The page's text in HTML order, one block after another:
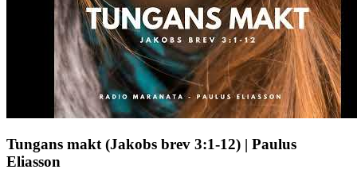
Tungans makt (Jakobs brev 3:1-12) | Paulus
Eliasson